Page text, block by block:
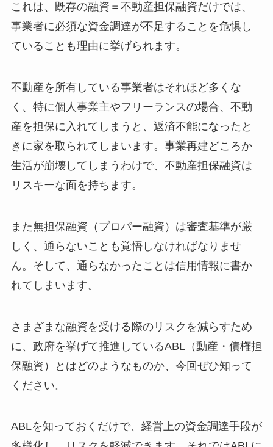
これは、既存の融資＝不動産担保融資だけでは、
事業者に必須な資金調達が不足することを危惧し
ていることも理由に挙げられます。
不動産を所有している事業者はそれほど多くな
く、特に個人事業主やフリーランスの場合、不動
産を担保に入れてしまうと、返済不能になったと
きに家を取られてしまいます。事業再建どころか
生活が崩壊してしまうわけで、不動産担保融資は
リスキーな面を持ちます。
また無担保融資（プロパー融資）は審査基準が厳
しく、通らないことも覚悟しなければなりませ
ん。そして、通らなかったことは信用情報に書か
れてしまいます。
さまざまな融資を受ける際のリスクを減らすため
に、政府を挙げて推進しているABL（動産・債権担
保融資）とはどのようなものか、今回ぜひ知って
ください。
ABLを知っておくだけで、経営上の資金調達手段が